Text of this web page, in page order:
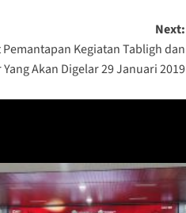
Next:
Kegiatan Tabligh dan
Akan Digelar 29 Januari 2019